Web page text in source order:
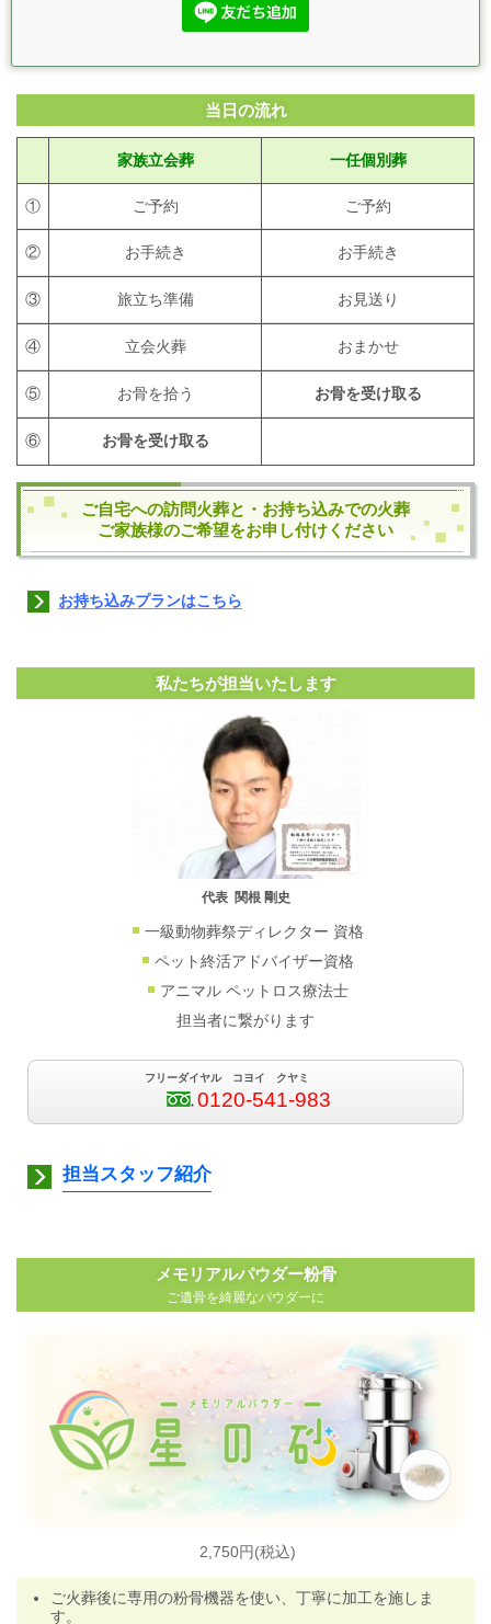
当日の流れ
家族立会葬 一任個別葬
① ご予約 ご予約
② お手続き お手続き
③ 旅立ち準備 お見送り
④ 立会火葬 おまかせ
⑤ お骨を拾う お骨を受け取る
⑥ お骨を受け取る
ご自宅への訪問火葬と・お持ち込みでの火葬
ご家族様のご希望をお申し付けください
お持ち込みプランはこちら
私たちが担当いたします
代表 関根 剛史
一級動物葬祭ディレクター 資格
ペット終活アドバイザー資格
アニマル ペットロス療法士
担当者に繋がります
フリーダイヤル コヨイ クヤミ
0120-541-983
担当スタッフ紹介
メモリアルパウダー粉骨
ご遺骨を綺麗なパウダーに
2,750円(税込)
ご火葬後に専用の粉骨機器を使い、丁寧に加工を施しま
す。